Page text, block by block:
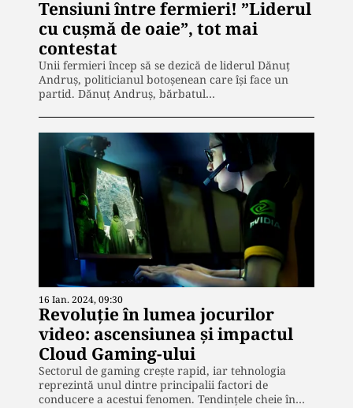
Tensiuni între fermieri! ”Liderul
cu cușmă de oaie”, tot mai
contestat
Unii fermieri încep să se dezică de liderul Dănuţ
Andruş, politicianul botoșenean care își face un
partid. Dănuț Andruș, bărbatul…
16 Ian. 2024, 09:30
Revoluție în lumea jocurilor
video: ascensiunea și impactul
Cloud Gaming-ului
Sectorul de gaming crește rapid, iar tehnologia
reprezintă unul dintre principalii factori de
conducere a acestui fenomen. Tendințele cheie în…